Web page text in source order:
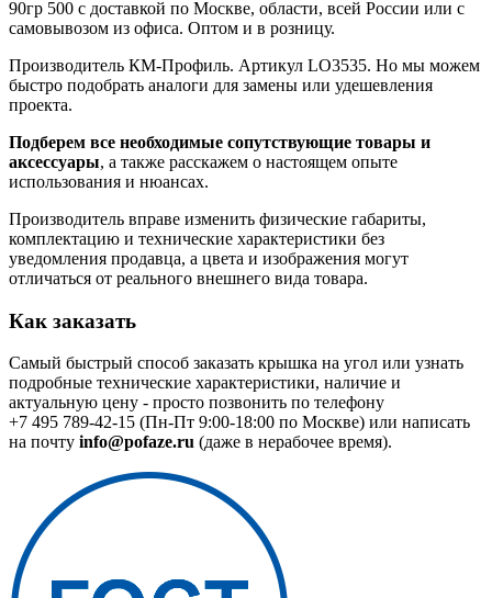
90гр 500 с доставкой по Москве, области, всей России или с
самовывозом из офиса. Оптом и в розницу.
Производитель КМ-Профиль. Артикул LO3535. Но мы можем
быстро подобрать аналоги для замены или удешевления
проекта.
Подберем все необходимые сопутствующие товары и
аксессуары, а также расскажем о настоящем опыте
использования и нюансах.
Производитель вправе изменить физические габариты,
комплектацию и технические характеристики без
уведомления продавца, а цвета и изображения могут
отличаться от реального внешнего вида товара.
Как заказать
Самый быстрый способ заказать крышка на угол или узнать
подробные технические характеристики, наличие и
актуальную цену - просто позвонить по телефону
+7 495 789-42-15 (Пн-Пт 9:00-18:00 по Москве) или написать
на почту info@pofaze.ru (даже в нерабочее время).